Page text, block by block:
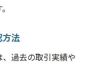
確認
る
方法
過去の取引実績や